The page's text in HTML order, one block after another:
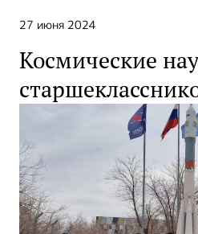
27 июня 2024
Космические